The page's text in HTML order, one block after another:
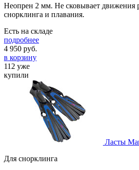
Неопрен 2 мм. Не сковывает движения
снорклинга и плавания.
Есть на складе
подробнее
4 950 руб.
в корзину
112 уже
купили
Ласты
Для снорклинга